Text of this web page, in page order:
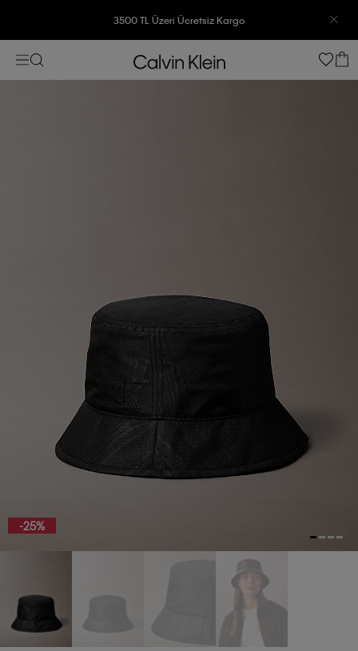
3500 TL Üzeri Ücretsiz Kargo
7500 TL Ve Üzeri Alışverişlerinizde 6 Taksit İmkanı
-25%